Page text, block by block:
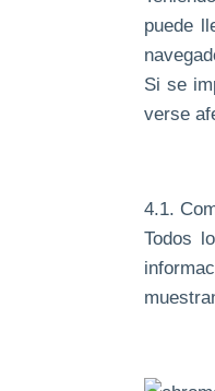
puede
Si se
verse
4.1.
Todos